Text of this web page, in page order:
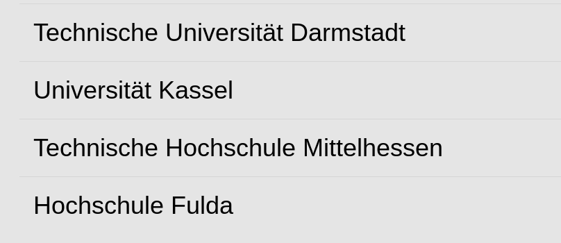
Technische Universität Darmstadt
Universität Kassel
Technische Hochschule Mittelhessen
Hochschule Fulda